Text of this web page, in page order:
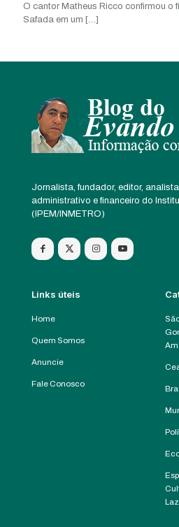
O cantor Matheus Ricco confirmou o
Safada em um […]
Jornalista, fundador, editor,
administrativo e financeiro do
(IPEM/INMETRO)
Links úteis
Home
Quem Somos
Anuncie
Fale Conosco